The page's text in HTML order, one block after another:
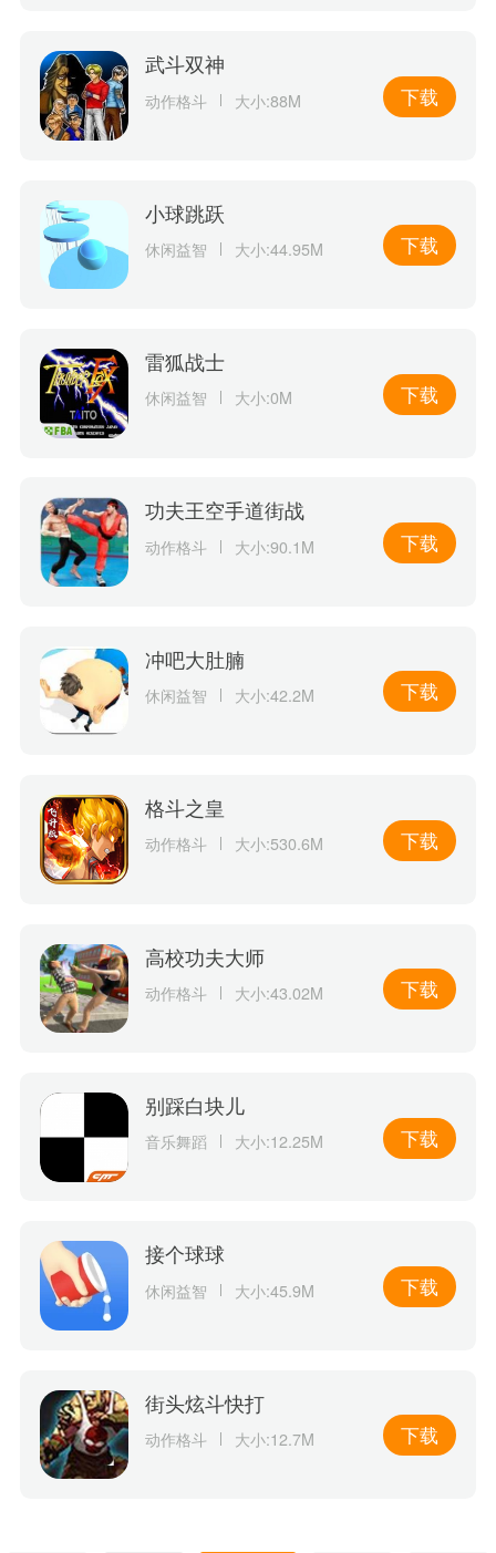
武斗双神
动作格斗 大小:88M 下载
小球跳跃
休闲益智 大小:44.95M 下载
雷狐战士
休闲益智 大小:0M 下载
功夫王空手道街战
动作格斗 大小:90.1M 下载
冲吧大肚腩
休闲益智 大小:42.2M 下载
格斗之皇
动作格斗 大小:530.6M 下载
高校功夫大师
动作格斗 大小:43.02M 下载
别踩白块儿
音乐舞蹈 大小:12.25M 下载
接个球球
休闲益智 大小:45.9M 下载
街头炫斗快打
动作格斗 大小:12.7M 下载